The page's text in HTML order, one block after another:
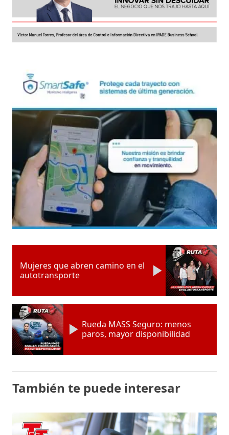
Mujeres que abren camino en el
autotransporte
Rueda MASS Seguro: menos
paros, mayor disponibilidad
También te puede interesar